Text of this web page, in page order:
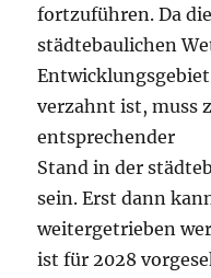
fortzuführen. Da
städtebaulichen
verzahnt ist, muss
entsprechender
Stand in der
sein. Erst dann
weitergetrieben
ist für 2028